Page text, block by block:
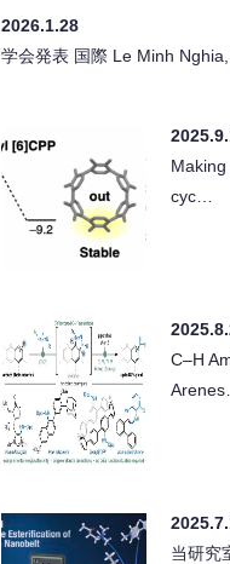
2026.1.28
学会発表 国際 Le Minh
cyc…
C–H
当研究